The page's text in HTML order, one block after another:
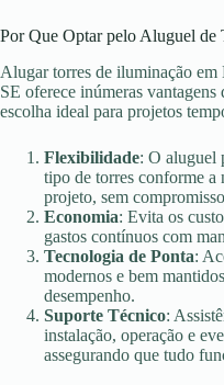
Por Que Optar pelo Aluguel de
Alugar torres de iluminação em
SE oferece inúmeras vantagens
escolha ideal para projetos
Flexibilidade: O aluguel
tipo de torres conforme a
projeto, sem
Economia: Evita os
gastos contínuos com
Tecnologia de Ponta:
modernos e bem
desempenho.
Suporte Técnico:
instalação, operação e
assegurando que tudo